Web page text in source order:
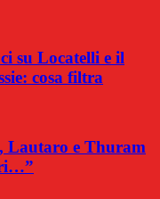
su Locatelli e il
cosa filtra
Lautaro e Thuram